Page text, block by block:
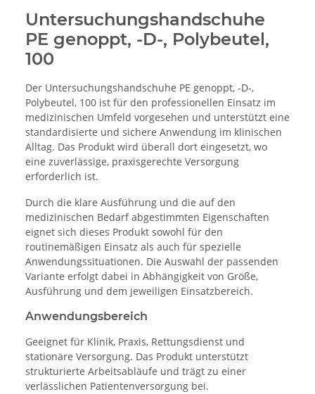
Untersuchungshandschuhe
PE genoppt, -D-, Polybeutel,
100
Der Untersuchungshandschuhe PE genoppt, -D-,
Polybeutel, 100 ist für den professionellen Einsatz im
medizinischen Umfeld vorgesehen und unterstützt eine
standardisierte und sichere Anwendung im klinischen
Alltag. Das Produkt wird überall dort eingesetzt, wo
eine zuverlässige, praxisgerechte Versorgung
erforderlich ist.
Durch die klare Ausführung und die auf den
medizinischen Bedarf abgestimmten Eigenschaften
eignet sich dieses Produkt sowohl für den
routinemäßigen Einsatz als auch für spezielle
Anwendungssituationen. Die Auswahl der passenden
Variante erfolgt dabei in Abhängigkeit von Größe,
Ausführung und dem jeweiligen Einsatzbereich.
Anwendungsbereich
Geeignet für Klinik, Praxis, Rettungsdienst und
stationäre Versorgung. Das Produkt unterstützt
strukturierte Arbeitsabläufe und trägt zu einer
verlässlichen Patientenversorgung bei.